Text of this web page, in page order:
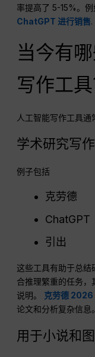
率提高了 5-15%。
ChatGPT 进行销售.
当今有
写作工具
人工智能写作工具
学术研究写
例子包括
克劳德
ChatGPT
引出
这些工具有助于总
合推理繁重的任务
说明。 克劳德 2026
论文和分析复杂信息
用于小说和